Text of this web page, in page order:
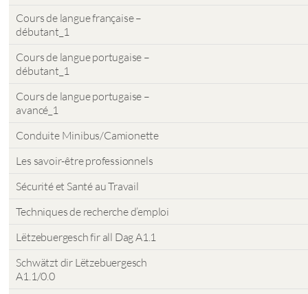
Cours de langue française –
débutant_1
Cours de langue portugaise –
débutant_1
Cours de langue portugaise –
avancé_1
Conduite Minibus/Camionette
Les savoir-être professionnels
Sécurité et Santé au Travail
Techniques de recherche d’emploi
Lëtzebuergesch fir all Dag A1.1
Schwätzt dir Lëtzebuergesch
A1.1/0.0